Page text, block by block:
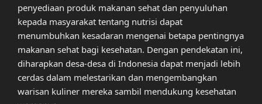
penyediaan produk makanan sehat dan penyuluhan
kepada masyarakat tentang nutrisi dapat
menumbuhkan kesadaran mengenai betapa pentingnya
makanan sehat bagi kesehatan. Dengan pendekatan ini,
diharapkan desa-desa di Indonesia dapat menjadi lebih
cerdas dalam melestarikan dan mengembangkan
warisan kuliner mereka sambil mendukung kesehatan